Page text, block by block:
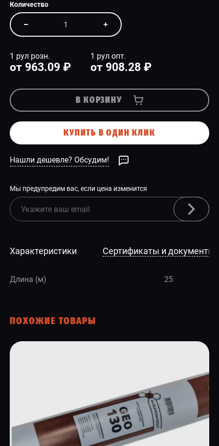
Количество
1 рул розн.
от 963.09 ₽
1 рул опт.
от 908.28 ₽
В КОРЗИНУ
КУПИТЬ В ОДИН КЛИК
Нашли дешевле? Обсудим!
Мы предупредим вас, если цена изменится
Характеристики Сертификаты и документы
Длина (м) 25
ПОХОЖИЕ ТОВАРЫ